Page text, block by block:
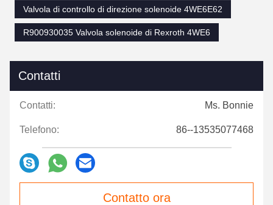
Valvola di controllo di direzione solenoide 4WE6E62
R900930035 Valvola solenoide di Rexroth 4WE6
Contatti
Contatti: Ms. Bonnie
Telefono: 86--13535077468
Contatto ora